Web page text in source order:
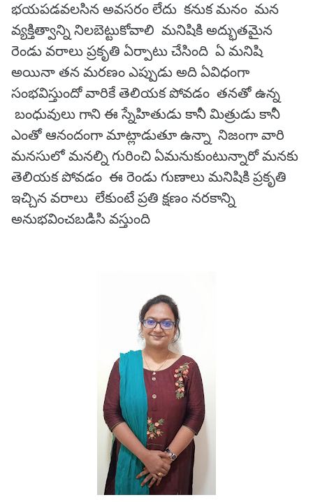
భయపడవలసిన అవసరం లేదు కనుక మనం మన
వ్యక్తిత్వాన్ని నిలబెట్టుకోవాలి మనిషికి అద్భుతమైన
రెండు వరాలు ప్రకృతి ఏర్పాటు చేసింది ఏ మనిషి
అయినా తన మరణం ఎప్పుడు అది ఏవిధంగా
సంభవిస్తుందో వారికే తెలియక పోవడం తనతో ఉన్న
బంధువులు గాని ఈ స్నేహితుడు కానీ మిత్రుడు కానీ
ఎంతో ఆనందంగా మాట్లాడుతూ ఉన్నా నిజంగా వారి
మనసులో మనల్ని గురించి ఏమనుకుంటున్నారో మనకు
తెలియక పోవడం ఈ రెండు గుణాలు మనిషికి ప్రకృతి
ఇచ్చిన వరాలు లేకుంటే ప్రతి క్షణం నరకాన్ని
అనుభవించబడిసి వస్తుంది